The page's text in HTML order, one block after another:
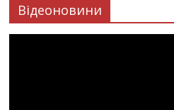
Відеоновини